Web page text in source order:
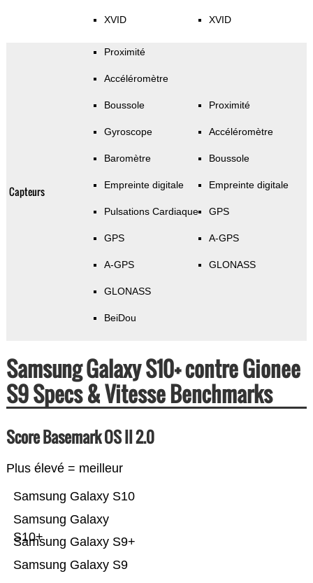
XVID XVID
Capteurs
Proximité
Accéléromètre
Boussole
Gyroscope
Baromètre
Empreinte digitale
Pulsations Cardiaque
GPS
A-GPS
GLONASS
BeiDou
Proximité
Accéléromètre
Boussole
Empreinte digitale
GPS
A-GPS
GLONASS
Samsung Galaxy S10+ contre Gionee
S9 Specs & Vitesse Benchmarks
Score Basemark OS II 2.0
Plus élevé = meilleur
Samsung Galaxy S9
Samsung Galaxy S9+
Samsung Galaxy
S10+
Samsung Galaxy S10